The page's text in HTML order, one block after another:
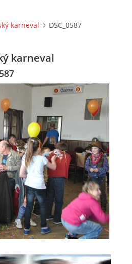
karneval DSC_0587
karneval